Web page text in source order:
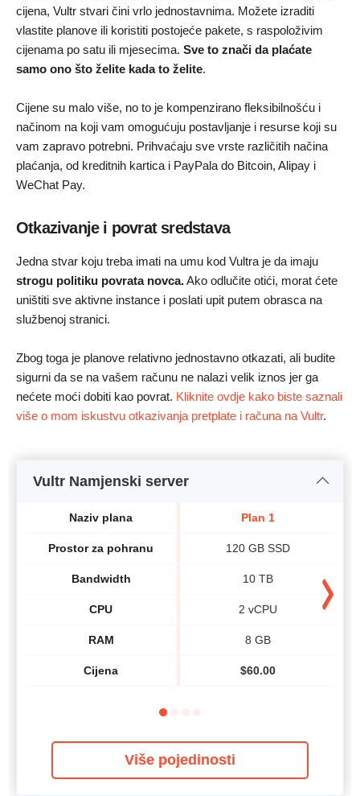
cijena, Vultr stvari čini vrlo jednostavnima. Možete izraditi
vlastite planove ili koristiti postojeće pakete, s raspoloživim
cijenama po satu ili mjesecima. Sve to znači da plaćate
samo ono što želite kada to želite.
Cijene su malo više, no to je kompenzirano fleksibilnošću i
načinom na koji vam omogućuju postavljanje i resurse koji su
vam zapravo potrebni. Prihvaćaju sve vrste različitih načina
plaćanja, od kreditnih kartica i PayPala do Bitcoin, Alipay i
WeChat Pay.
Otkazivanje i povrat sredstava
Jedna stvar koju treba imati na umu kod Vultra je da imaju
strogu politiku povrata novca.Ako odlučite otići, morat ćete
uništiti sve aktivne instance i poslati upit putem obrasca na
službenoj stranici.
Zbog toga je planove relativno jednostavno otkazati, ali budite
sigurni da se na vašem računu ne nalazi velik iznos jer ga
nećete moći dobiti kao povrat. Kliknite ovdje kako biste saznali
više o mom iskustvu otkazivanja pretplate i računa na Vultr.
Vultr Namjenski server
Naziv plana
Prostor za pohranu
Bandwidth
CPU
RAM
Cijena
Plan 1
120 GB SSD
10 TB
2 vCPU
8 GB
$60.00
Više pojedinosti